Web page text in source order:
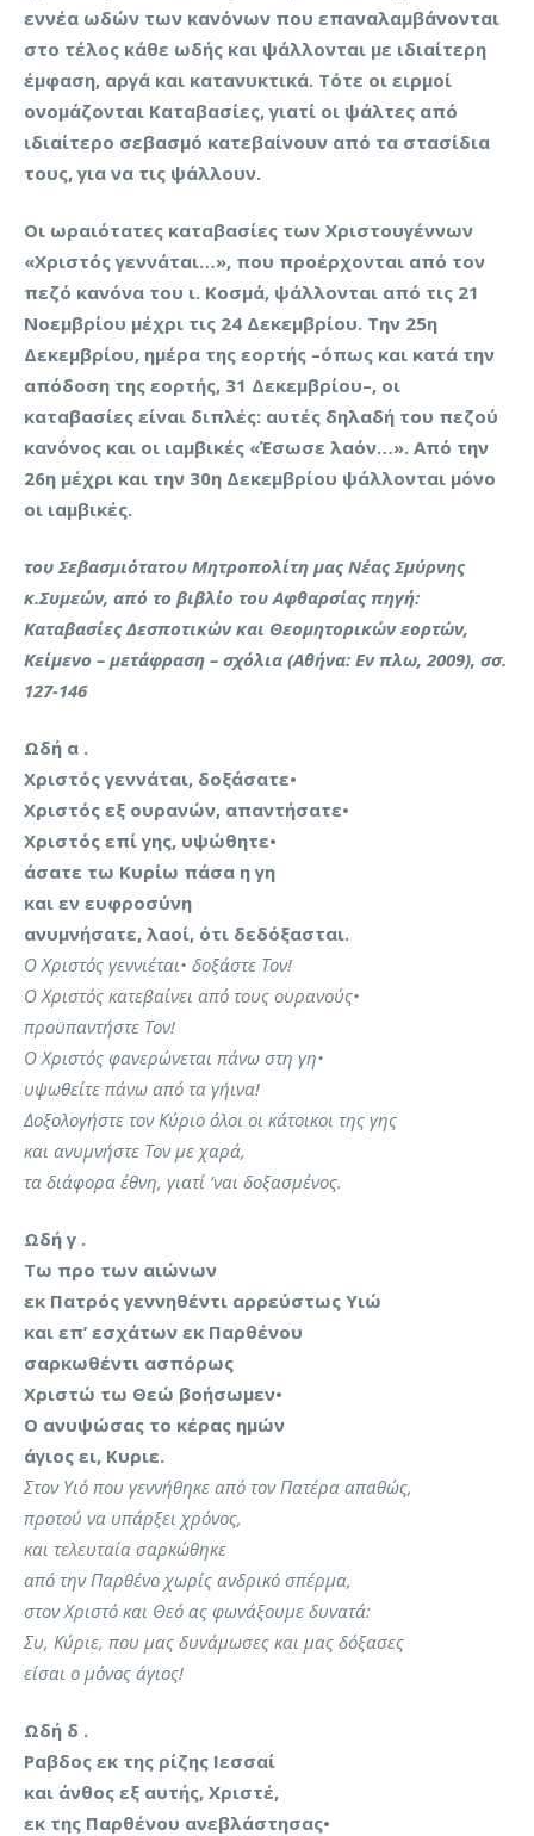
εννέα ωδών των κανόνων που επαναλαμβάνονται
στο τέλος κάθε ωδής και ψάλλονται με ιδιαίτερη
έμφαση, αργά και κατανυκτικά. Τότε οι ειρμοί
ονομάζονται Καταβασίες, γιατί οι ψάλτες από
ιδιαίτερο σεβασμό κατεβαίνουν από τα στασίδια
τους, για να τις ψάλλουν.
Οι ωραιότατες καταβασίες των Χριστουγέννων
«Χριστός γεννάται…», που προέρχονται από τον
πεζό κανόνα του ι. Κοσμά, ψάλλονται από τις 21
Νοεμβρίου μέχρι τις 24 Δεκεμβρίου. Την 25η
Δεκεμβρίου, ημέρα της εορτής –όπως και κατά την
απόδοση της εορτής, 31 Δεκεμβρίου–, οι
καταβασίες είναι διπλές: αυτές δηλαδή του πεζού
κανόνος και οι ιαμβικές «Έσωσε λαόν…». Από την
26η μέχρι και την 30η Δεκεμβρίου ψάλλονται μόνο
οι ιαμβικές.
του Σεβασμιότατου Μητροπολίτη μας Νέας Σμύρνης
κ.Συμεών, από το βιβλίο του Αφθαρσίας πηγή:
Καταβασίες Δεσποτικών και Θεομητορικών εορτών,
Κείμενο – μετάφραση – σχόλια (Αθήνα: Εν πλω, 2009), σσ.
127-146
Ωδή α .
Χριστός γεννάται, δοξάσατε•
Χριστός εξ ουρανών, απαντήσατε•
Χριστός επί γης, υψώθητε•
άσατε τω Κυρίω πάσα η γη
και εν ευφροσύνη
ανυμνήσατε, λαοί, ότι δεδόξασται.
Ο Χριστός γεννιέται• δοξάστε Τον!
Ο Χριστός κατεβαίνει από τους ουρανούς•
προϋπαντήστε Τον!
Ο Χριστός φανερώνεται πάνω στη γη•
υψωθείτε πάνω από τα γήινα!
Δοξολογήστε τον Κύριο όλοι οι κάτοικοι της γης
και ανυμνήστε Τον με χαρά,
τα διάφορα έθνη, γιατί ’ναι δοξασμένος.
Ωδή γ .
Τω προ των αιώνων
εκ Πατρός γεννηθέντι αρρεύστως Υιώ
και επ’ εσχάτων εκ Παρθένου
σαρκωθέντι ασπόρως
Χριστώ τω Θεώ βοήσωμεν•
Ο ανυψώσας το κέρας ημών
άγιος ει, Κυριε.
Στον Υιό που γεννήθηκε από τον Πατέρα απαθώς,
προτού να υπάρξει χρόνος,
και τελευταία σαρκώθηκε
από την Παρθένο χωρίς ανδρικό σπέρμα,
στον Χριστό και Θεό ας φωνάξουμε δυνατά:
Συ, Κύριε, που μας δυνάμωσες και μας δόξασες
είσαι ο μόνος άγιος!
Ωδή δ .
Ραβδος εκ της ρίζης Ιεσσαί
και άνθος εξ αυτής, Χριστέ,
εκ της Παρθένου ανεβλάστησας•